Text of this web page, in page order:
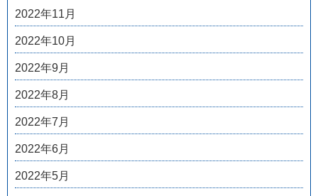
2022年11月
2022年10月
2022年9月
2022年8月
2022年7月
2022年6月
2022年5月